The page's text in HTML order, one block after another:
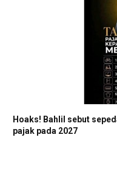
Hoaks! Bahlil sebut
pajak pada 2027